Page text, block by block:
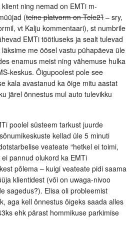
ning nemad on EMTi m-
(teine platvorm on Tele2’l – sry,
vt Kalju kommentaari), st numbrile
EMTi töötluseks ja sealt tulevad
me öösel vastu pühapäeva üle
enamus meist ning vähemuse hulka
keskus. Õigupoolest pole see
kala avastanud ka õige mitu aastat
järel õnnestus mul auto tulevikku
poolel süsteem tarkust juurde
kellad üle 5 minuti
veateate “hetkel ei toimi,
pannud olukord ka EMTi
põlema – kuigi veateate pidi saama
klientidest (või on uwaga-nivoo
sagedus?). Elisa oli probleemist
aga kell õnnestus õigeks saada alles
ehk pärast hommikuse parkimise